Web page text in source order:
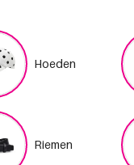
Hoeden
Riemen